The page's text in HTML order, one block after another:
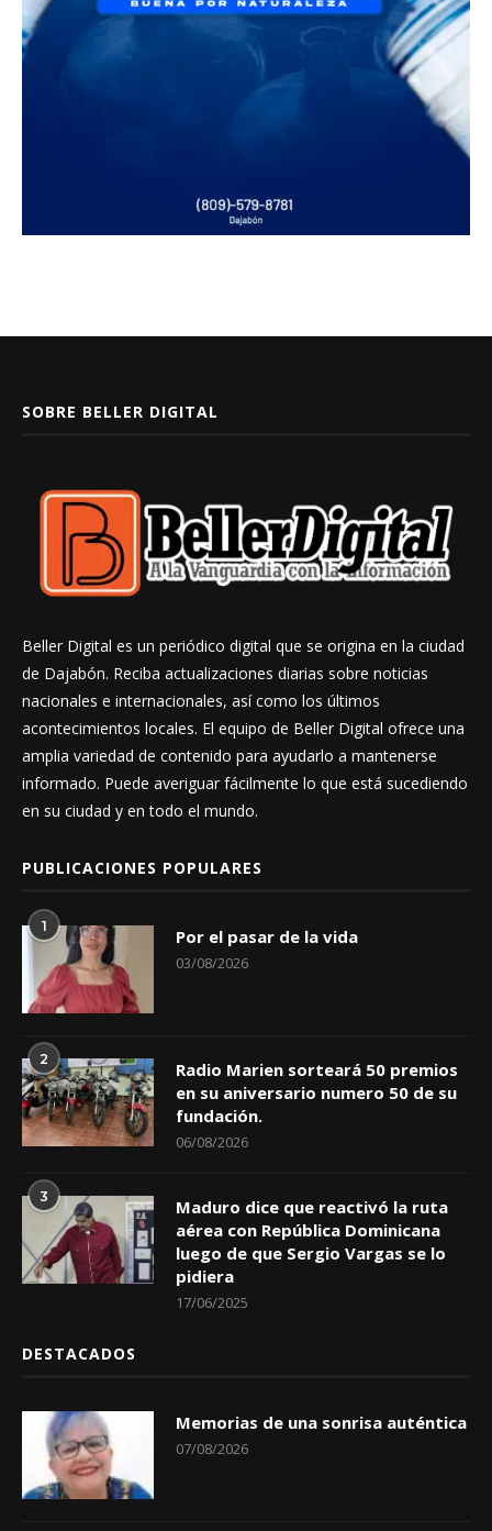
SOBRE BELLER DIGITAL
Beller Digital es un periódico digital que se origina en la ciudad
de Dajabón. Reciba actualizaciones diarias sobre noticias
nacionales e internacionales, así como los últimos
acontecimientos locales. El equipo de Beller Digital ofrece una
amplia variedad de contenido para ayudarlo a mantenerse
informado. Puede averiguar fácilmente lo que está sucediendo
en su ciudad y en todo el mundo.
PUBLICACIONES POPULARES
1 Por el pasar de la vida
03/08/2026
2
Radio Marien sorteará 50 premios
en su aniversario numero 50 de su
fundación.
06/08/2026
3
Maduro dice que reactivó la ruta
aérea con República Dominicana
luego de que Sergio Vargas se lo
pidiera
17/06/2025
DESTACADOS
Memorias de una sonrisa auténtica
07/08/2026